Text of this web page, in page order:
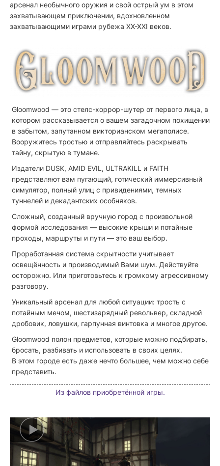
арсенал необычного оружия и свой острый ум в этом
захватывающем приключении, вдохновленном
захватывающими играми рубежа XX-XXI веков.
Gloomwood — это стелс-хоррор-шутер от первого лица, в
котором рассказывается о вашем загадочном похищении
в забытом, запутанном викторианском мегаполисе.
Вооружитесь тростью и отправляйтесь раскрывать
тайну, скрытую в тумане.
Издатели DUSK, AMID EVIL, ULTRAKILL и FAITH
представляют вам пугающий, готический иммерсивный
симулятор, полный улиц с привидениями, темных
туннелей и декадантских особняков.
Сложный, созданный вручную город с произвольной
формой исследования — высокие крыши и потайные
проходы, маршруты и пути — это ваш выбор.
Проработанная система скрытности учитывает
освещённость и производимый Вами шум. Действуйте
осторожно. Или приготовьтесь к громкому агрессивному
разговору.
Уникальный арсенал для любой ситуации: трость с
потайным мечом, шестизарядный револьвер, складной
дробовик, ловушки, гарпунная винтовка и многое другое.
Gloomwood полон предметов, которые можно подбирать,
бросать, разбивать и использовать в своих целях.
В этом городе есть даже нечто большее, чем можно себе
представить.
Из файлов приобретённой игры.